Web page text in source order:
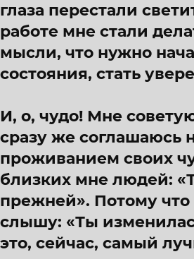
глаза перестали
работе мне стали
мысли, что нужно
состояния, стать
И, о, чудо! Мне
сразу же соглашаюсь
проживанием своих
близких мне людей:
прежней». Потому что
слышу: «Ты
это, сейчас, самый